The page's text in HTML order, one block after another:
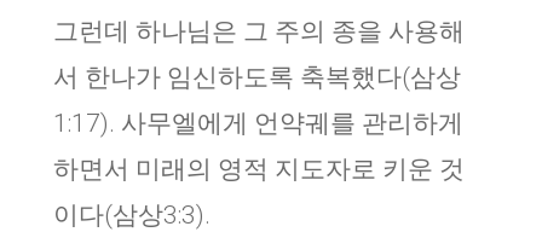
그런데 하나님은 그 주의 종을 사용해
서 한나가 임신하도록 축복했다(삼상
1:17). 사무엘에게 언약궤를 관리하게
하면서 미래의 영적 지도자로 키운 것
이다(삼상3:3).